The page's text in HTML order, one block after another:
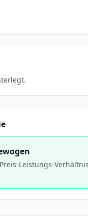
Leistungs-